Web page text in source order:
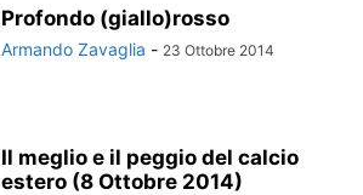
Profondo (giallo)rosso
Armando Zavaglia - 23 Ottobre 2014
Il meglio e il peggio del calcio
estero (8 Ottobre 2014)